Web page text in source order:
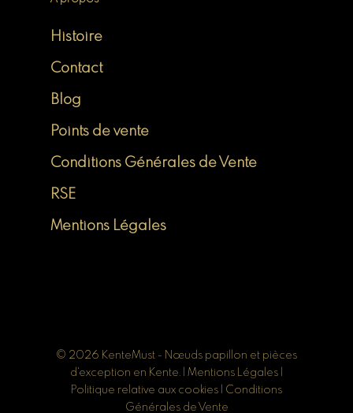
Histoire
Contact
Blog
Points de vente
Conditions Générales de Vente
RSE
Mentions Légales
© 2026 KenteMust - Nœuds papillon et pièces
d'exception en Kente. | Mentions Légales
Politique relative aux cookies
Conditions
Générales de Vente